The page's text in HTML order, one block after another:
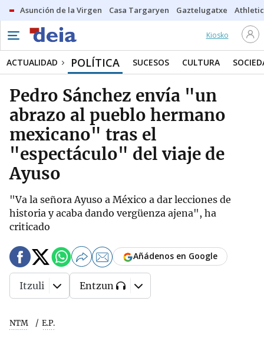
Asunción de la Virgen Casa Targaryen Gaztelugatxe Athletic
Kiosko
ACTUALIDAD POLÍTICA SUCESOS CULTURA
Pedro Sánchez envía "un
abrazo al pueblo hermano
mexicano" tras el
"espectáculo" del viaje de
Ayuso
"Va la señora Ayuso a México a dar lecciones de
historia y acaba dando vergüenza ajena", ha
criticado
NTM E.P.
Añádenos en Google
Itzuli Entzun